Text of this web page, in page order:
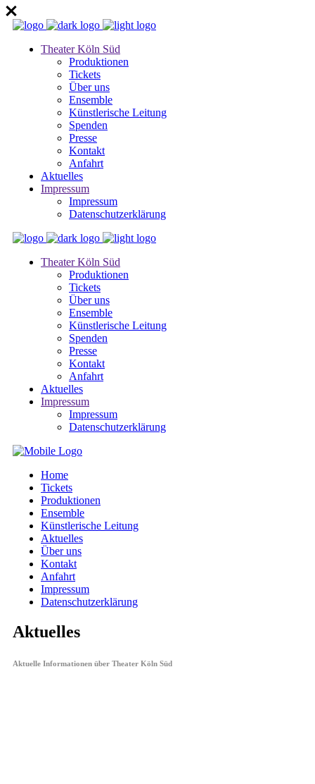
Theater Köln Süd
Produktionen
Tickets
Über uns
Ensemble
Künstlerische Leitung
Spenden
Presse
Kontakt
Anfahrt
Aktuelles
Impressum
Impressum
Datenschutzerklärung
Theater Köln Süd
Produktionen
Tickets
Über uns
Ensemble
Künstlerische Leitung
Spenden
Presse
Kontakt
Anfahrt
Aktuelles
Impressum
Impressum
Datenschutzerklärung
Home
Tickets
Produktionen
Ensemble
Künstlerische Leitung
Aktuelles
Über uns
Kontakt
Anfahrt
Impressum
Datenschutzerklärung
Aktuelles
Aktuelle Informationen über Theater Köln Süd